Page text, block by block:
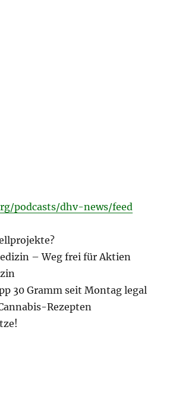
podcasts/dhv-news/feed
– Weg frei für Aktien
30 Gramm seit Montag legal
Rezepten